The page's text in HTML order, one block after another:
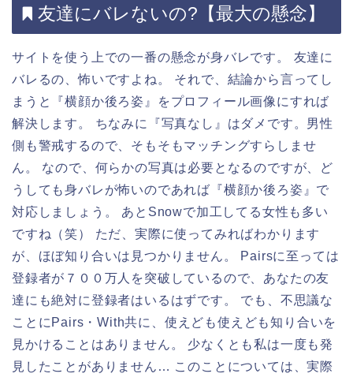
友達にバレないの?【最大の懸念】
サイトを使う上での一番の懸念が身バレです。 友達に
バレるの、怖いですよね。 それで、結論から言ってし
まうと『横顔か後ろ姿』をプロフィール画像にすれば
解決します。 ちなみに『写真なし』はダメです。男性
側も警戒するので、そもそもマッチングすらしませ
ん。 なので、何らかの写真は必要となるのですが、ど
うしても身バレが怖いのであれば『横顔か後ろ姿』で
対応しましょう。 あとSnowで加工してる女性も多い
ですね（笑） ただ、実際に使ってみればわかります
が、ほぼ知り合いは見つかりません。 Pairsに至っては
登録者が７００万人を突破しているので、あなたの友
達にも絶対に登録者はいるはずです。 でも、不思議な
ことにPairs・With共に、使えども使えども知り合いを
見かけることはありません。 少なくとも私は一度も発
見したことがありません… このことについては、実際